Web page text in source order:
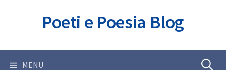
Poeti e Poesia Blog
MENU Ricerca